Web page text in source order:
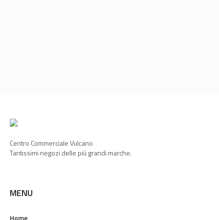
Centro Commerciale Vulcano
Tantissimi negozi delle più grandi marche.
MENU
Home